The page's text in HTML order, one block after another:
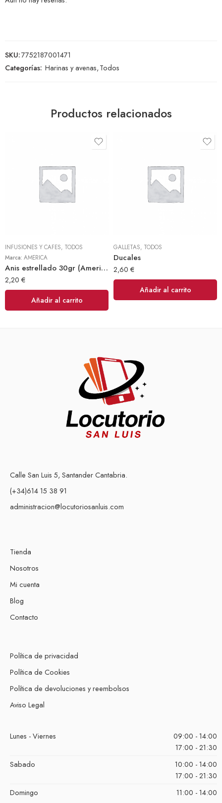
SKU:7752187001471
Categorías: Harinas y avenas,Todos
Productos relacionados
INFUSIONES Y CAFES, TODOS
Marca: AMERICA
Anis estrellado 30gr (America)
2,20 €
Añadir al carrito
GALLETAS, TODOS
Ducales
2,60 €
Añadir al carrito
Calle San Luis 5, Santander Cantabria.
(+34)614 15 38 91
administracion@locutoriosanluis.com
Tienda
Nosotros
Mi cuenta
Blog
Contacto
Política de privacidad
Política de Cookies
Política de devoluciones y reembolsos
Aviso Legal
Lunes - Viernes
09:00 - 14:00
17:00 - 21:30
Sabado
10:00 - 14:00
17:00 - 21:30
Domingo
11:00 - 14:00